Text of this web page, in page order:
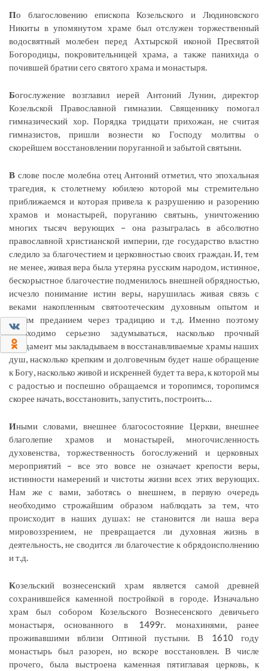
0
0
По благословению епископа Козельского и Людиновского
Никиты в упомянутом храме был отслужен торжественный
водосвятный молебен перед Ахтырской иконой Пресвятой
Богородицы, покровительницей храма, а также панихида о
почившей братии сего святого храма и монастыря.
Богослужение возглавил иерей Антоний Лунин, директор
Козельской Православной гимназии. Священнику помогал
гимназический хор. Порядка тридцати прихожан, не считая
гимназистов, пришли вознести ко Господу молитвы о
скорейшем восстановлении поруганной и забытой святыни.
В слове после молебна отец Антоний отметил, что эпохальная
трагедия, к столетнему юбилею которой мы стремительно
приближаемся и которая привела к разрушению и разорению
храмов и монастырей, поруганию святынь, уничтожению
многих тысяч верующих – она разыгралась в абсолютно
православной христианской империи, где государство властно
следило за благочестием и церковностью своих граждан. И, тем
не менее, живая вера была утеряна русским народом, истинное,
бескорыстное благочестие подменилось внешней обрядностью,
исчезло понимание истин веры, нарушилась живая связь с
веками накопленным святоотеческим духовным опытом и
самим преданием через традицию и т.д. Именно поэтому
необходимо серьезно задумываться, насколько прочный
фундамент мы закладываем в восстанавливаемые храмы наших
душ, насколько крепким и долговечным будет наше обращение
к Богу, насколько живой и искренней будет та вера, к которой мы
с радостью и поспешно обращаемся и торопимся, торопимся
скорее начать, восстановить, запустить, построить…
Иными словами, внешнее благосостояние Церкви, внешнее
благолепие храмов и монастырей, многочисленность
духовенства, торжественность богослужений и церковных
мероприятий – все это вовсе не означает крепости веры,
истинности намерений и чистоты жизни всех этих верующих.
Нам же с вами, заботясь о внешнем, в первую очередь
необходимо строжайшим образом наблюдать за тем, что
происходит в наших душах: не становится ли наша вера
мировоззрением, не превращается ли духовная жизнь в
деятельность, не сводится ли благочестие к обрядоисполнению
и т.д.
Козельский вознесенский храм является самой древней
сохранившейся каменной постройкой в городе. Изначально
храм был собором Козельского Вознесенского девичьего
монастыря, основанного в 1499г. монахинями, ранее
проживавшими вблизи Оптиной пустыни. В 1610 году
монастырь был разорен, но вскоре восстановлен. В числе
прочего, была выстроена каменная пятиглавая церковь, к